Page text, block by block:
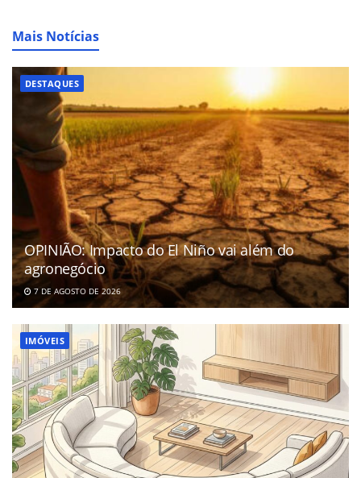
Mais Notícias
DESTAQUES
OPINIÃO: Impacto do El Niño vai além do
agronegócio
7 DE AGOSTO DE 2026
IMÓVEIS